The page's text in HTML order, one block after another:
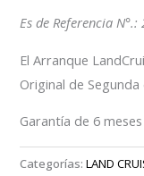
Es de Referencia
El Arranque
Original de
Garantía de 6
Categorías:LAND